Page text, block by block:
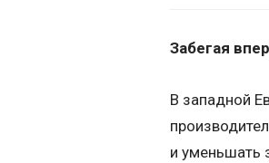
Забегая
В западной
и уменьшать